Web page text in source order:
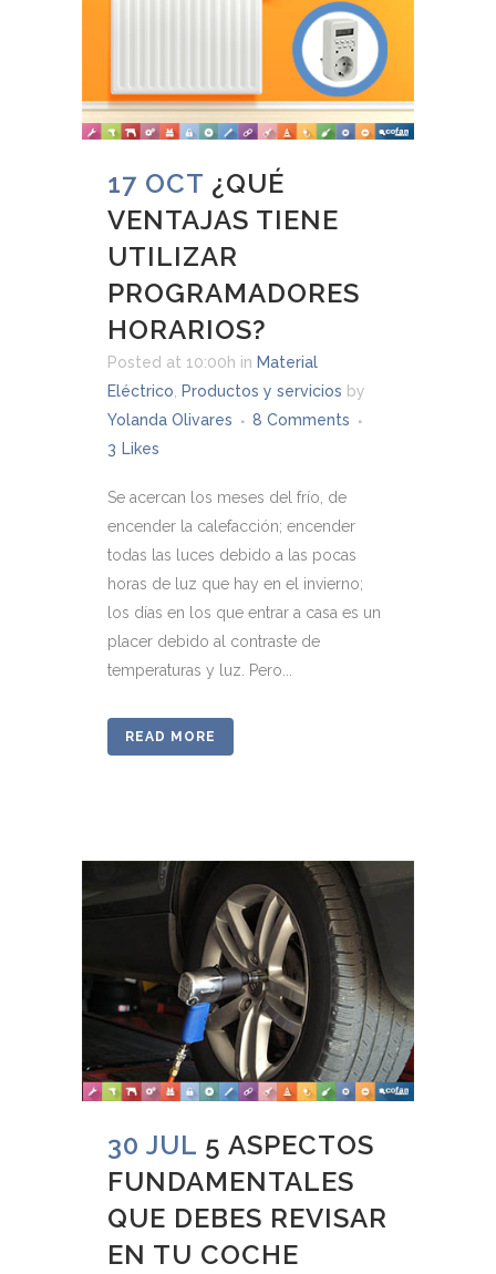
17 OCT ¿QUÉ
VENTAJAS TIENE
UTILIZAR
PROGRAMADORES
HORARIOS?
Posted at 10:00h in Material
Eléctrico
Productos y servicios by
Yolanda Olivares
8 Comments
3 Likes
Se acercan los meses del frío, de
encender la calefacción; encender
todas las luces debido a las pocas
horas de luz que hay en el invierno;
los días en los que entrar a casa es un
placer debido al contraste de
temperaturas y luz. Pero...
READ MORE
30 JUL 5 ASPECTOS
FUNDAMENTALES
QUE DEBES REVISAR
EN TU COCHE